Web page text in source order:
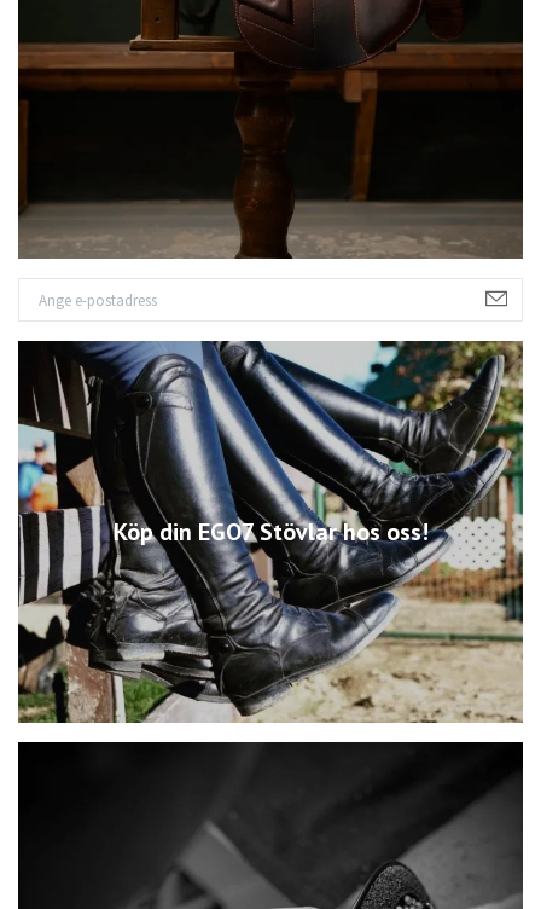
Köp din EGO7 Stövlar hos oss!